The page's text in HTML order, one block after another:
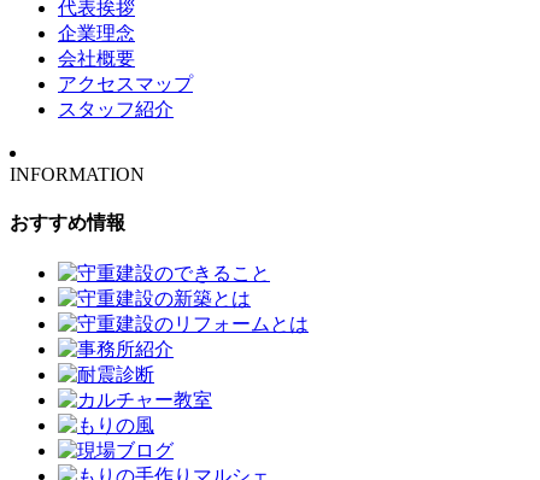
代表挨拶
企業理念
会社概要
アクセスマップ
スタッフ紹介
INFORMATION
おすすめ情報